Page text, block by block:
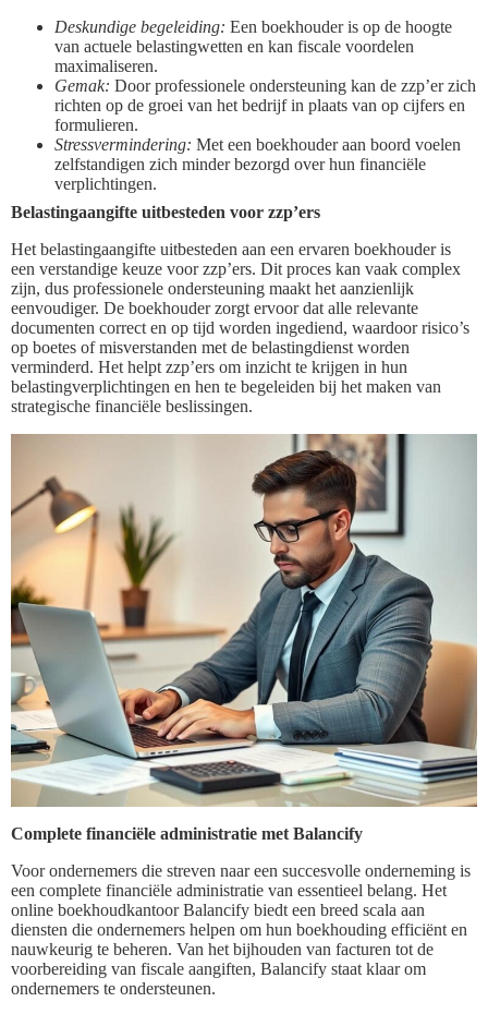
Deskundige begeleiding: Een boekhouder is op de hoogte
van actuele belastingwetten en kan fiscale voordelen
maximaliseren.
Gemak: Door professionele ondersteuning kan de zzp’er zich
richten op de groei van het bedrijf in plaats van op cijfers en
formulieren.
Stressvermindering: Met een boekhouder aan boord voelen
zelfstandigen zich minder bezorgd over hun financiële
verplichtingen.
Belastingaangifte uitbesteden voor zzp’ers
Het belastingaangifte uitbesteden aan een ervaren boekhouder is
een verstandige keuze voor zzp’ers. Dit proces kan vaak complex
zijn, dus professionele ondersteuning maakt het aanzienlijk
eenvoudiger. De boekhouder zorgt ervoor dat alle relevante
documenten correct en op tijd worden ingediend, waardoor risico’s
op boetes of misverstanden met de belastingdienst worden
verminderd. Het helpt zzp’ers om inzicht te krijgen in hun
belastingverplichtingen en hen te begeleiden bij het maken van
strategische financiële beslissingen.
Complete financiële administratie met Balancify
Voor ondernemers die streven naar een succesvolle onderneming is
een complete financiële administratie van essentieel belang. Het
online boekhoudkantoor Balancify biedt een breed scala aan
diensten die ondernemers helpen om hun boekhouding efficiënt en
nauwkeurig te beheren. Van het bijhouden van facturen tot de
voorbereiding van fiscale aangiften, Balancify staat klaar om
ondernemers te ondersteunen.